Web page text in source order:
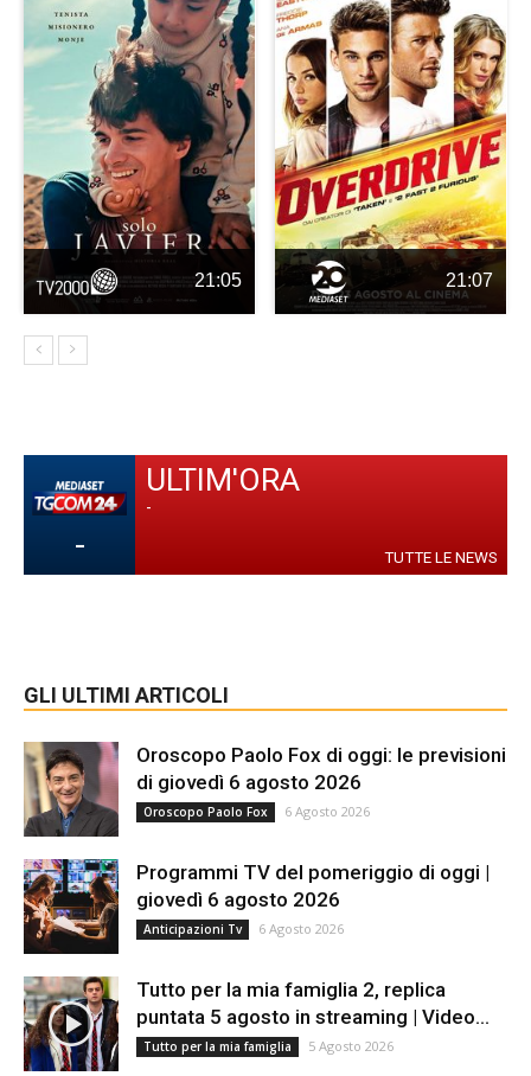
21:05 21:07
-
ULTIM'ORA
-
TUTTE LE NEWS
GLI ULTIMI ARTICOLI
Oroscopo Paolo Fox di oggi: le previsioni
di giovedì 6 agosto 2026
Oroscopo Paolo Fox 6 Agosto 2026
Programmi TV del pomeriggio di oggi |
giovedì 6 agosto 2026
Anticipazioni Tv 6 Agosto 2026
Tutto per la mia famiglia 2, replica
puntata 5 agosto in streaming | Video...
Tutto per la mia famiglia 5 Agosto 2026